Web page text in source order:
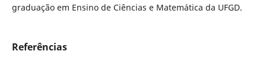
graduação em Ensino de Ciências e Matemática da UFGD.
Referências